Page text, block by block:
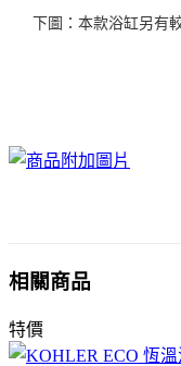
下圖：本款浴缸另有
相關商品
特價